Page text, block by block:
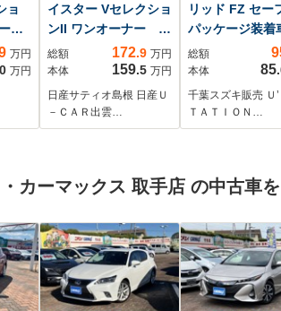
ョ
ー
ー
ト
万円
万円
イスター Vセレクショ
ンII ワンオーナー 両
側電動スライドド
ア 全方位カメラ
ETC ナビ
Bluetooth接続 USB
入力端子 ハイビー
装置 車線逸脱警報
総額 172.9 万円
本体
159.5 万円
日産サティオ島根 日産Ｕ
－ＣＡＲ出雲…
リッド FZ セー
パッケージ装着
ビ ドラレコ
ETC フロアマ
ト 禁煙車
Bluetooth機能
フロアマット
ミラー 運転席
ッドランプ 車
備付 ディーラ
証付
総額
本体
85
千葉スズキ販売 Ｕ
ＴＡＴＩＯＮ…
カーマックス 取手店 の中古車を